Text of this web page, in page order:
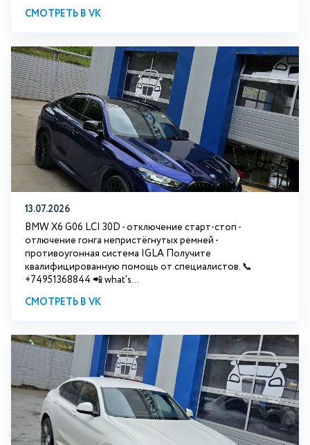
СМОТРЕТЬ В VK
13.07.2026
BMW X6 G06 LCI 30D - отключение старт-стоп -
отлючение гонга непристёгнутых ремней -
противоугонная система IGLA Получите
квалифицированную помощь от специалистов. 📞
+74951368844 📲 what's...
СМОТРЕТЬ В VK